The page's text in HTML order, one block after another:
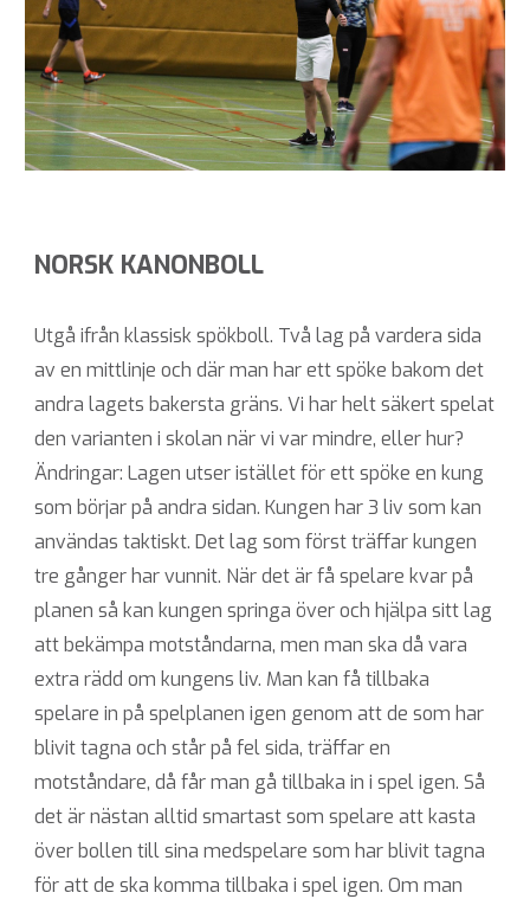
NORSK KANONBOLL
Utgå ifrån klassisk spökboll. Två lag på vardera sida
av en mittlinje och där man har ett spöke bakom det
andra lagets bakersta gräns. Vi har helt säkert spelat
den varianten i skolan när vi var mindre, eller hur?
Ändringar: Lagen utser istället för ett spöke en kung
som börjar på andra sidan. Kungen har 3 liv som kan
användas taktiskt. Det lag som först träffar kungen
tre gånger har vunnit. När det är få spelare kvar på
planen så kan kungen springa över och hjälpa sitt lag
att bekämpa motståndarna, men man ska då vara
extra rädd om kungens liv. Man kan få tillbaka
spelare in på spelplanen igen genom att de som har
blivit tagna och står på fel sida, träffar en
motståndare, då får man gå tillbaka in i spel igen. Så
det är nästan alltid smartast som spelare att kasta
över bollen till sina medspelare som har blivit tagna
för att de ska komma tillbaka i spel igen. Om man